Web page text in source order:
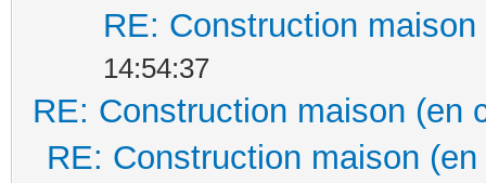
RE: Construction
14:54:37
RE: Construction maison (en
RE: Construction maison